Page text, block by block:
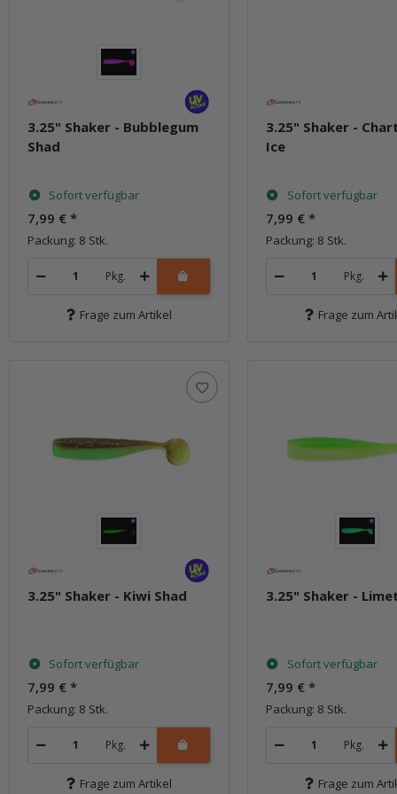
3.25" Shaker - Bubblegum
Shad
Sofort verfügbar
7,99 € *
Packung: 8 Stk.
Pkg.
Frage zum Artikel
3.25" Shaker -
Ice
Sofort verfügbar
7,99 € *
Packung: 8 Stk.
Pkg.
Frage zum
3.25" Shaker - Kiwi Shad
Sofort verfügbar
7,99 € *
Packung: 8 Stk.
Pkg.
Frage zum Artikel
3.25" Shaker -
Sofort verfügbar
7,99 € *
Packung: 8 Stk.
Pkg.
Frage zum